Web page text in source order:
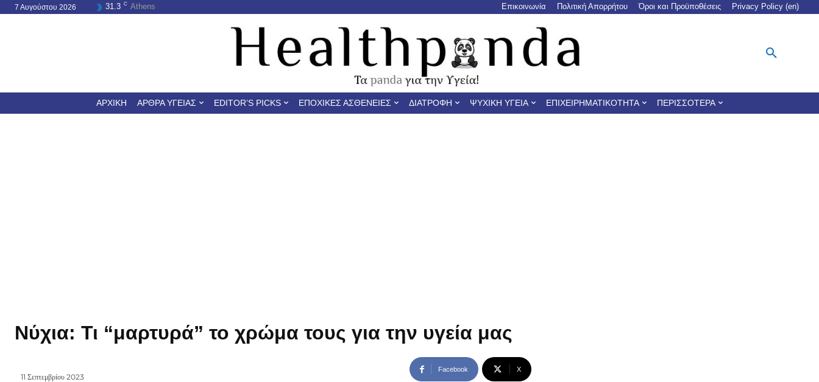
7 Αυγούστου 2026 31.3 C Athens Επικοινωνία Πολιτική Απορρήτου Όροι και Προϋποθέσεις Privacy Policy (en)
ΑΡΧΙΚΉ ΆΡΘΡΑ ΥΓΕΊΑΣ EDITOR’S PICKS ΕΠΟΧΙΚΈΣ ΑΣΘΈΝΕΙΕΣ ΔΙΑΤΡΟΦΉ ΨΥΧΙΚΉ ΥΓΕΊΑ ΕΠΙΧΕΙΡΗΜΑΤΙΚΌΤΗΤΑ ΠΕΡΙΣΣΌΤΕΡΑ
Νύχια: Τι “μαρτυρά” το χρώμα τους για την υγεία μας
11 Σεπτεμβρίου 2023
Facebook X